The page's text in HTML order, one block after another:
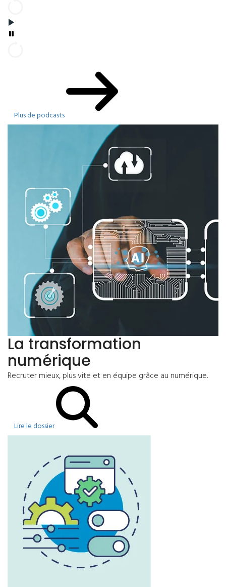
Plus de podcasts
La transformation
numérique
Recruter mieux, plus vite et en équipe grâce au numérique.
Lire le dossier